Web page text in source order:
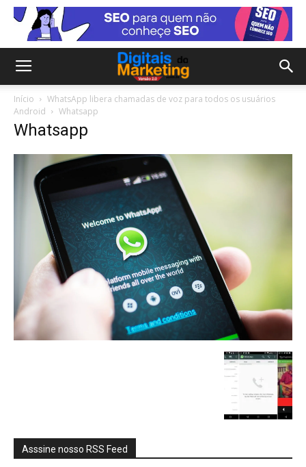
Início
WhatsApp libera chamadas de voz para todos os usuários
Android
Whatsapp
Whatsapp
Asssine nosso RSS Feed